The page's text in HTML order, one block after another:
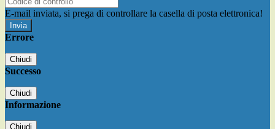
E-mail inviata, si prega di controllare la casella di posta elettronica!
Errore
Chiudi
Successo
Chiudi
Informazione
Chiudi